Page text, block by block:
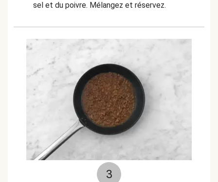
sel et du poivre. Mélangez et réservez.
3